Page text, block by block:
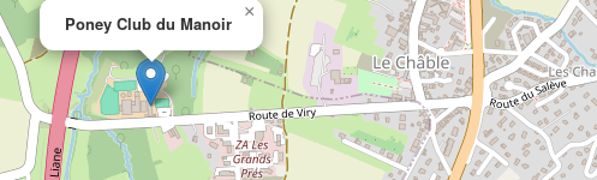
Poney Club du Manoir
×